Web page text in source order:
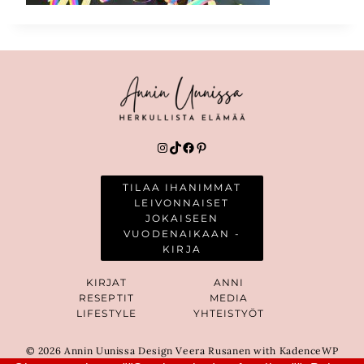
Instagram
TikTok
Facebook
Pinterest
TILAA IHANIMMAT
LEIVONNAISET
JOKAISEEN
VUODENAIKAAN -
KIRJA
KIRJAT
RESEPTIT
LIFESTYLE
ANNI
MEDIA
YHTEISTYÖT
© 2026 Annin Uunissa Design Veera Rusanen with KadenceWP